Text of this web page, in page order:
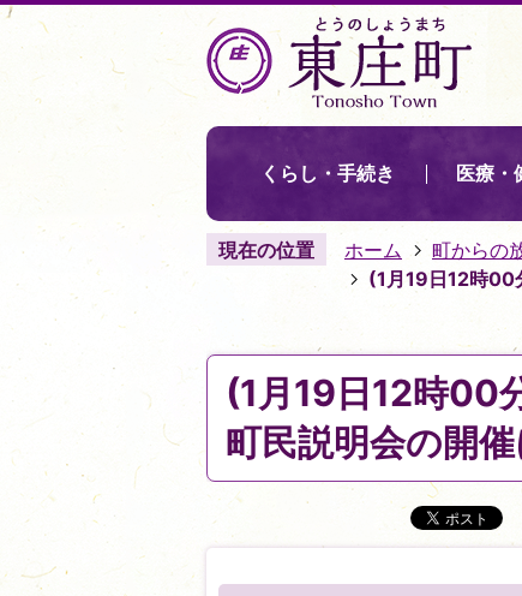
くらし・手続き 医療・
現在の位置 ホーム 町からの
(1月19日12時00
(1月19日12時00
町民説明会の開